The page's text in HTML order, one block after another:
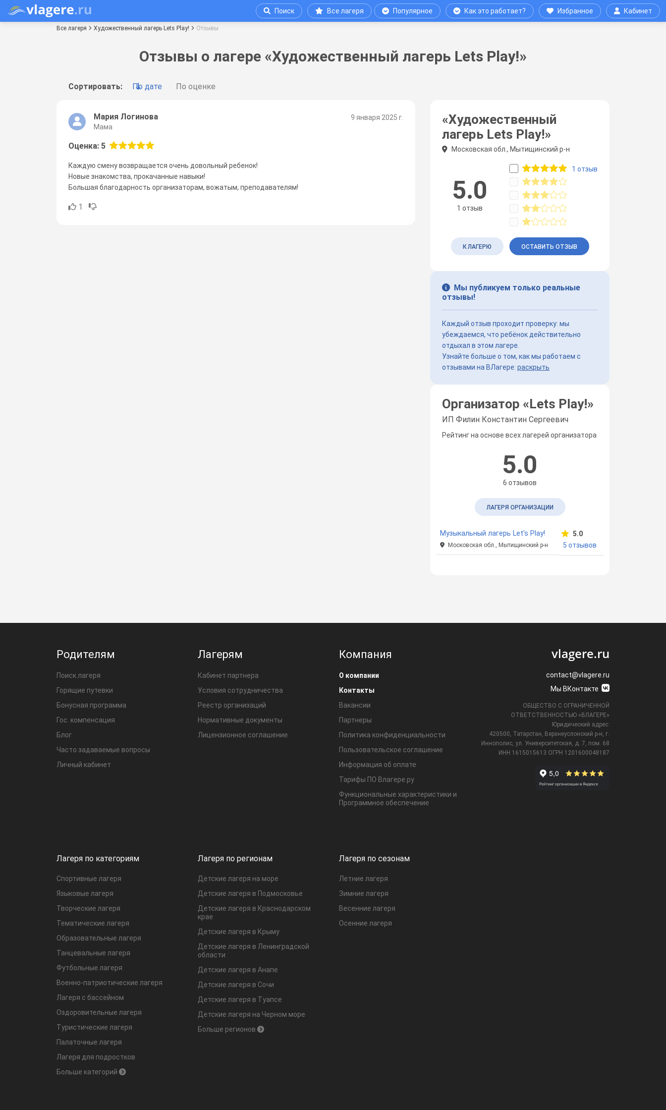
Поиск Все лагеря Популярное Как это работает? Избранное Кабинет
Все лагеря Художественный лагерь Lets Play! Отзывы
Отзывы о лагере «Художественный лагерь Lets Play!»
Сортировать: По дате По оценке
9 января 2025 г.
Мария Логинова
Мама
Оценка: 5
Каждую смену возвращается очень довольный ребенок!
Новые знакомства, прокачанные навыки!
Большая благодарность организаторам, вожатым, преподавателям!
1
«Художественный
лагерь Lets Play!»
Московская обл., Мытищинский р-н
5.0
1 отзыв
1 отзыв
К ЛАГЕРЮ ОСТАВИТЬ ОТЗЫВ
Мы публикуем только реальные
отзывы!
Каждый отзыв проходит проверку: мы
убеждаемся, что ребёнок действительно
отдыхал в этом лагере.
Узнайте больше о том, как мы работаем с
отзывами на ВЛагере: раскрыть
Организатор «Lets Play!»
ИП Филин Константин Сергеевич
Рейтинг на основе всех лагерей организатора
5.0
6 отзывов
ЛАГЕРЯ ОРГАНИЗАЦИИ
Музыкальный лагерь Let's Play!
Московская обл., Мытищинский р-н
5.0
5 отзывов
Родителям
Поиск лагеря
Горящие путевки
Бонусная программа
Гос. компенсация
Блог
Часто задаваемые вопросы
Личный кабинет
Лагерям
Кабинет партнера
Условия сотрудничества
Реестр организаций
Нормативные документы
Лицензионное соглашение
Компания
О компании
Контакты
Вакансии
Партнеры
Политика конфиденциальности
Пользовательское соглашение
Информация об оплате
Тарифы ПО Влагере.ру
Функциональные характеристики и
Программное обеспечение
Лагеря по категориям
Спортивные лагеря
Языковые лагеря
Творческие лагеря
Тематические лагеря
Образовательные лагеря
Танцевальные лагеря
Футбольные лагеря
Военно-патриотические лагеря
Лагеря с бассейном
Оздоровительные лагеря
Туристические лагеря
Палаточные лагеря
Лагеря для подростков
Больше категорий
Лагеря по регионам
Детские лагеря на море
Детские лагеря в Подмосковье
Детские лагеря в Краснодарском
крае
Детские лагеря в Крыму
Детские лагеря в Ленинградской
области
Детские лагеря в Анапе
Детские лагеря в Сочи
Детские лагеря в Туапсе
Детские лагеря на Черном море
Больше регионов
Лагеря по сезонам
Летние лагеря
Зимние лагеря
Весенние лагеря
Осенние лагеря
vlagere.ru
contact@vlagere.ru
Мы ВКонтакте
ОБЩЕСТВО С ОГРАНИЧЕННОЙ
ОТВЕТСТВЕННОСТЬЮ «ВЛАГЕРЕ»
Юридический адрес:
420500, Татарстан, Верхнеуслонский р-н, г.
Иннополис, ул. Университетская,
д. 7, пом. 68
ИНН 1615015613 ОГРН 1201600048187